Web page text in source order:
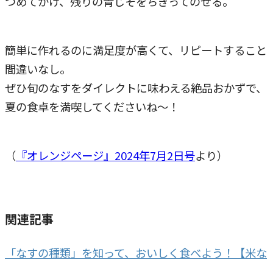
簡単に作れるのに満足度が高くて、リピートすること
間違いなし。
ぜひ旬のなすをダイレクトに味わえる絶品おかずで、
夏の食卓を満喫してくださいね～！
（ 『オレンジページ』2024年7月2日号より）
関連記事
「なすの種類」を知って、おいしく食べよう！【米な